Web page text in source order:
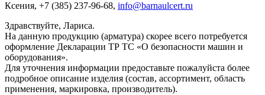
Ксения, +7 (385) 237-96-68, info@barnaulcert.ru
Здравствуйте, Лариса.
На данную продукцию (арматура) скорее всего потребуется
оформление Декларации ТР ТС «О безопасности машин и
оборудования».
Для уточнения информации предоставьте пожалуйста более
подробное описание изделия (состав, ассортимент, область
применения, маркировка, производитель).